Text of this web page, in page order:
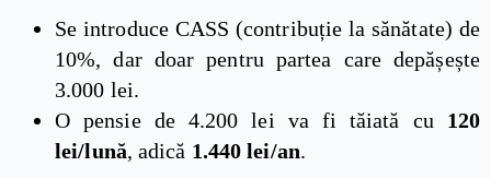
Se introduce CASS (contribuție la sănătate) de
10%, dar doar pentru partea care depășește
3.000 lei.
O pensie de 4.200 lei va fi tăiată cu 120
lei/lună, adică 1.440 lei/an.